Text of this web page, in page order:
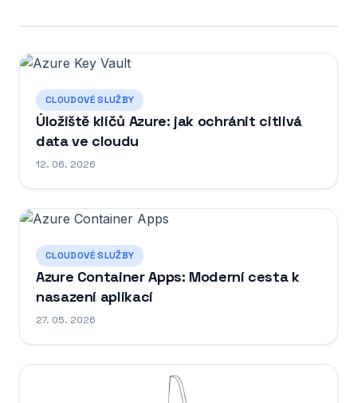
CLOUDOVÉ SLUŽBY
Úložiště klíčů Azure: jak ochránit citlivá
data ve cloudu
12. 06. 2026
CLOUDOVÉ SLUŽBY
Azure Container Apps: Moderní cesta k
nasazení aplikací
27. 05. 2026